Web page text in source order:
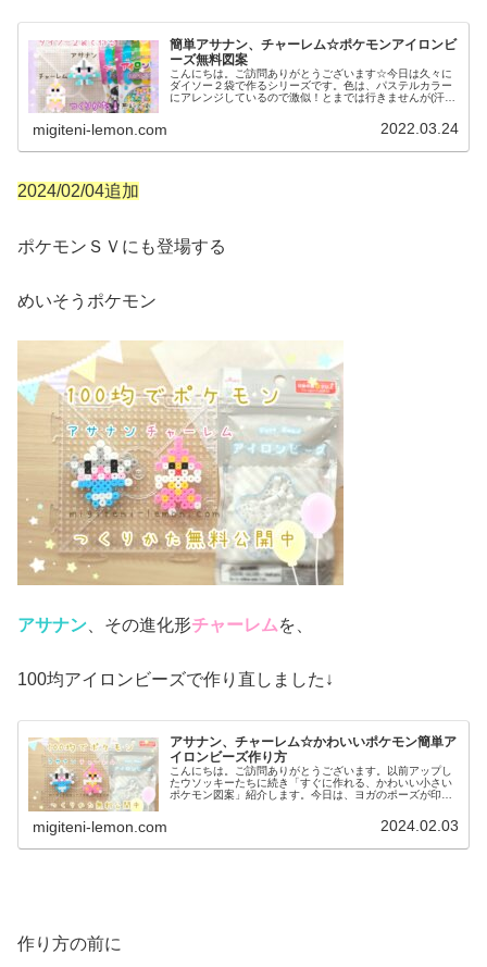
簡単アサナン、チャーレム☆ポケモンアイロンビ
ーズ無料図案
こんにちは。ご訪問ありがとうございます☆今日は久々に
ダイソー２袋で作るシリーズです。色は、パステルカラー
にアレンジしているので激似！とまでは行きませんが(汗)
migiteni-lemon.com 2022.03.24
2024/02/04追加
ポケモンＳＶにも登場する
めいそうポケモン
アサナン 、その進化形チャーレムを、
100均アイロンビーズで作り直しました↓
アサナン、チャーレム☆かわいいポケモン簡単ア
イロンビーズ作り方
こんにちは。ご訪問ありがとうございます。以前アップし
たウソッキーたちに続き「すぐに作れる、かわいい小さい
ポケモン図案」紹介します。今日は、ヨガのポーズが印象
migiteni-lemon.com 2024.02.03
作り方の前に